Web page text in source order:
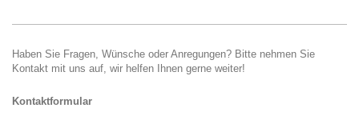
Haben Sie Fragen, Wünsche oder Anregungen? Bitte nehmen Sie
Kontakt mit uns auf, wir helfen Ihnen gerne weiter!
Kontaktformular